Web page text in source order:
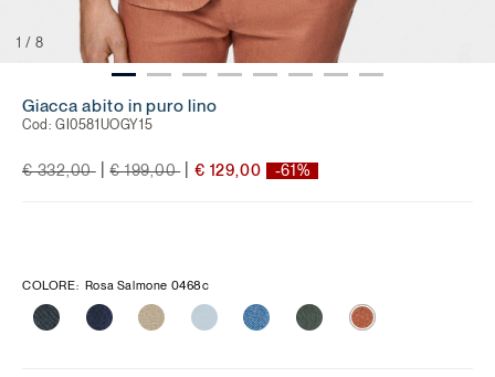
1 /8
Giacca abito in puro lino
Cod: GI0581UOGY15
Price reduced from
€ 332,00 toPrice reduced from
€ 199,00 to € 129,00 -61%
COLORE: Rosa Salmone 0468c